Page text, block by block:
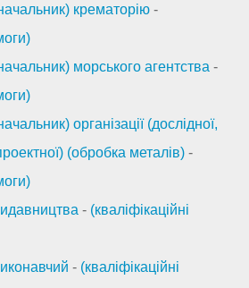
крематорію -
морського агентства -
організації (дослідної,
(обробка металів) -
- (кваліфікаційні
- (кваліфікаційні